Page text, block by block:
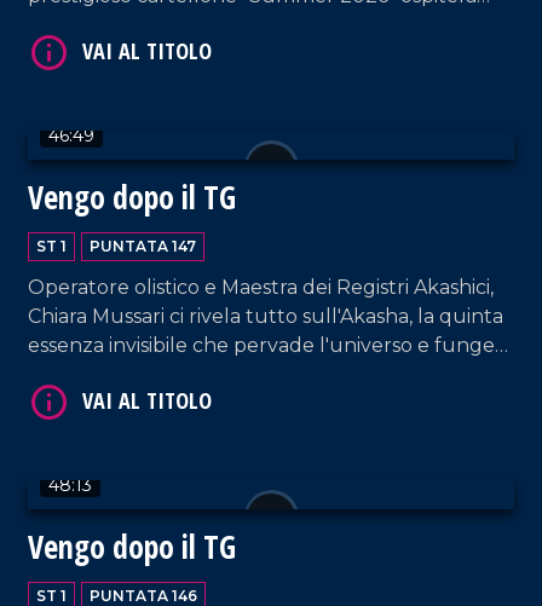
Pooh. Francesco Occhiuzzi ospita il Direttore
46:49
Vengo dopo il TG
ST 1 PUNTATA 147
Operatore olistico e Maestra dei Registri Akashici,
Chiara Mussari ci rivela tutto sull'Akasha, la quinta
essenza invisibile che pervade l'universo e funge
parola ed evento della storia.
48:13
Vengo dopo il TG
ST 1 PUNTATA 146
VAI AL TITOLO
VAI AL TITOLO
VAI AL TITOLO